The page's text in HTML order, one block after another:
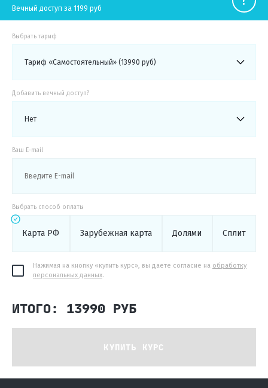
Выбрать тариф
Тариф «Самостоятельный» (13990 руб)
Добавить вечный доступ?
Нет
Ваш E-mail
Выбрать способ оплаты
Карта РФ Зарубежная карта Долями Сплит
Нажимая на кнопку «купить курс», вы даете согласие на обработку
персональных данных.
ИТОГО: 13990 РУБ
КУПИТЬ КУРС
Вечный доступ за 1199 руб